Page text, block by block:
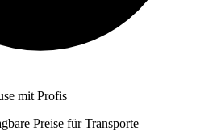
mit Profis
Preise für Transporte